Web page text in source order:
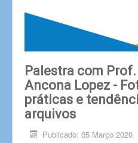
Palestra com
Ancona Lopez -
práticas e
arquivos
Publicado: 05 Março 2020